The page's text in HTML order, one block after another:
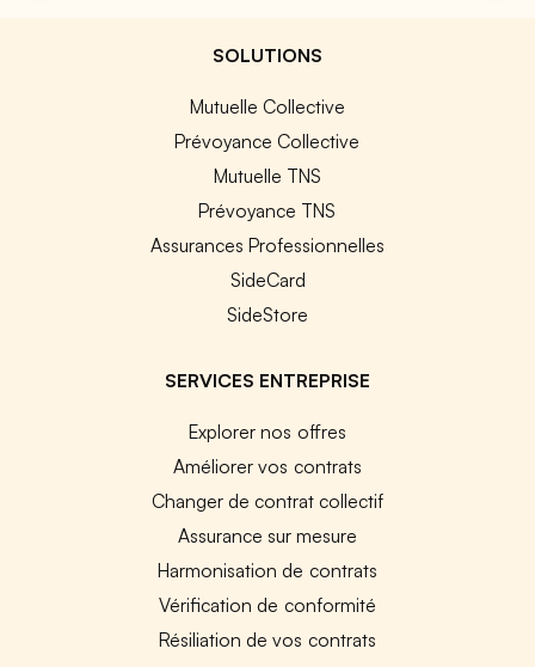
SOLUTIONS
Mutuelle Collective
Prévoyance Collective
Mutuelle TNS
Prévoyance TNS
Assurances Professionnelles
SideCard
SideStore
SERVICES ENTREPRISE
Explorer nos offres
Améliorer vos contrats
Changer de contrat collectif
Assurance sur mesure
Harmonisation de contrats
Vérification de conformité
Résiliation de vos contrats